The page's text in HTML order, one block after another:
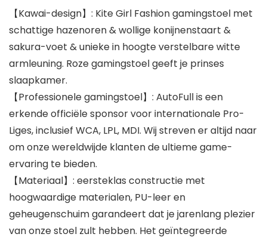
【Kawai-design】: Kite Girl Fashion gamingstoel met
schattige hazenoren & wollige konijnenstaart &
sakura-voet & unieke in hoogte verstelbare witte
armleuning. Roze gamingstoel geeft je prinses
slaapkamer.
【Professionele gamingstoel】: AutoFull is een
erkende officiële sponsor voor internationale Pro-
Liges, inclusief WCA, LPL, MDI. Wij streven er altijd naar
om onze wereldwijde klanten de ultieme game-
ervaring te bieden.
【Materiaal】: eersteklas constructie met
hoogwaardige materialen, PU-leer en
geheugenschuim garandeert dat je jarenlang plezier
van onze stoel zult hebben. Het geïntegreerde